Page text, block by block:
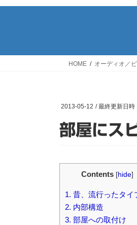
HOME オーディオ／
2013-05-12 / 最終更新日時
部屋にス
Contents [hide]
1. 昔、流行ったタイ
2. 内部構造
3. 部屋への取付け